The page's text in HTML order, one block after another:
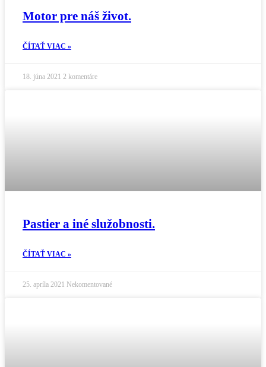
Motor pre náš život.
ČÍTAŤ VIAC »
18. júna 2021 2 komentáre
Pastier a iné služobnosti.
ČÍTAŤ VIAC »
25. apríla 2021 Nekomentované